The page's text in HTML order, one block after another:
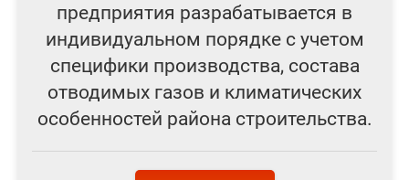
предприятия разрабатывается в
индивидуальном порядке с учетом
специфики производства, состава
отводимых газов и климатических
особенностей района строительства.